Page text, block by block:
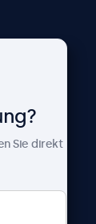
Sie direkt